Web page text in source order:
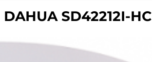
SD42212I-HC